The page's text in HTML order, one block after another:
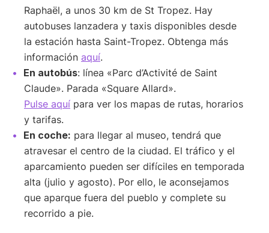
Raphaël, a unos 30 km de St Tropez. Hay
autobuses lanzadera y taxis disponibles desde
la estación hasta Saint-Tropez. Obtenga más
información aquí.
En autobús: línea «Parc d’Activité de Saint
Claude». Parada «Square Allard».
Pulse aquí para ver los mapas de rutas, horarios
y tarifas.
En coche: para llegar al museo, tendrá que
atravesar el centro de la ciudad. El tráfico y el
aparcamiento pueden ser difíciles en temporada
alta (julio y agosto). Por ello, le aconsejamos
que aparque fuera del pueblo y complete su
recorrido a pie.